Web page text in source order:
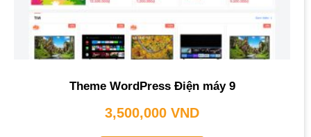
Theme WordPress Điện máy 9
3,500,000 VND